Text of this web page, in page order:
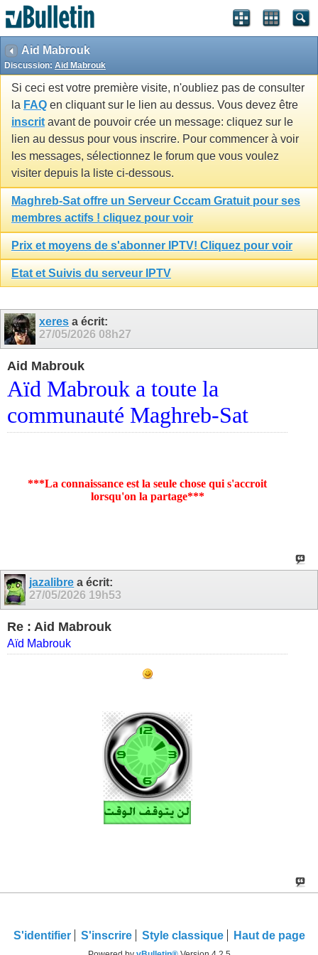
Aid Mabrouk
Discussion: Aid Mabrouk
Si ceci est votre première visite, n'oubliez pas de consulter
la FAQ en cliquant sur le lien au dessus. Vous devez être
inscrit avant de pouvoir crée un message: cliquez sur le
lien au dessus pour vous inscrire. Pour commencer à voir
les messages, sélectionnez le forum que vous voulez
visiter depuis la liste ci-dessous.
Maghreb-Sat offre un Serveur Cccam Gratuit pour ses
membres actifs ! cliquez pour voir
Prix et moyens de s'abonner IPTV! Cliquez pour voir
Etat et Suivis du serveur IPTV
xeres a écrit:
27/05/2026 08h27
Aid Mabrouk
Aïd Mabrouk a toute la
communauté Maghreb-Sat
***La connaissance est la seule chose qui s'accroit
lorsqu'on la partage***
jazalibre a écrit:
27/05/2026 19h53
Re : Aid Mabrouk
Aïd Mabrouk
S'identifier S'inscrire Style classique Haut de page